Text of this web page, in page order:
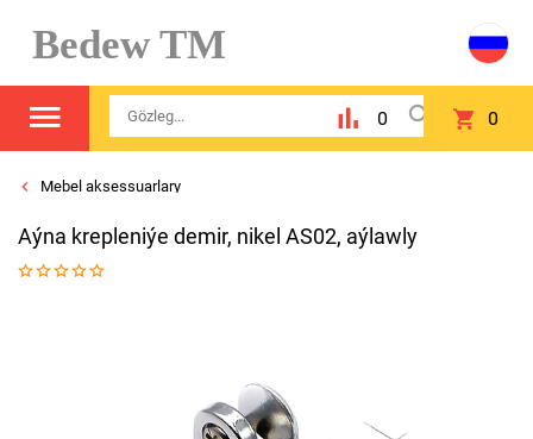
Bedew TM
0 0
Mebel aksessuarlary
Aýna krepleniýe demir, nikel AS02, aýlawly